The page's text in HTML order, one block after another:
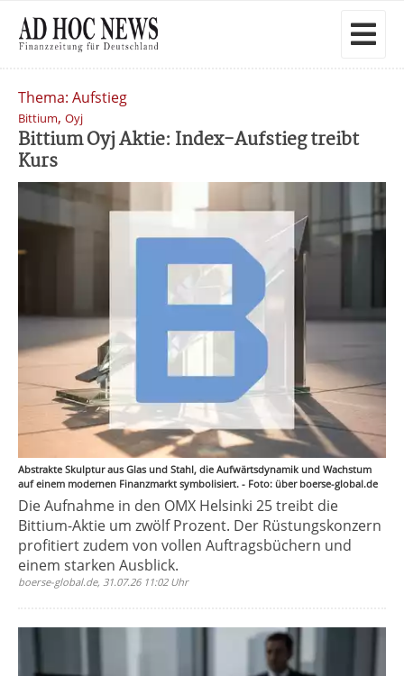
Thema: Aufstieg
Bittium, Oyj
Bittium Oyj Aktie: Index-Aufstieg treibt
Kurs
Abstrakte Skulptur aus Glas und Stahl, die Aufwärtsdynamik und Wachstum
auf einem modernen Finanzmarkt symbolisiert. - Foto: über boerse-global.de
Die Aufnahme in den OMX Helsinki 25 treibt die
Bittium-Aktie um zwölf Prozent. Der Rüstungskonzern
profitiert zudem von vollen Auftragsbüchern und
einem starken Ausblick.
boerse-global.de, 31.07.26 11:02 Uhr